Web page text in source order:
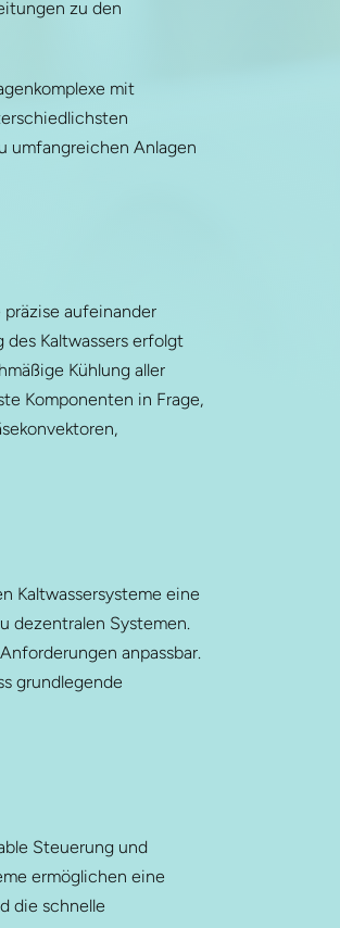
zu den
mit
umfangreichen Anlagen
aufeinander
Kaltwassers erfolgt
Kühlung aller
Komponenten in Frage,
Kaltwassersysteme eine
dezentralen Systemen.
anpassbar.
grundlegende
Steuerung und
ermöglichen eine
die schnelle